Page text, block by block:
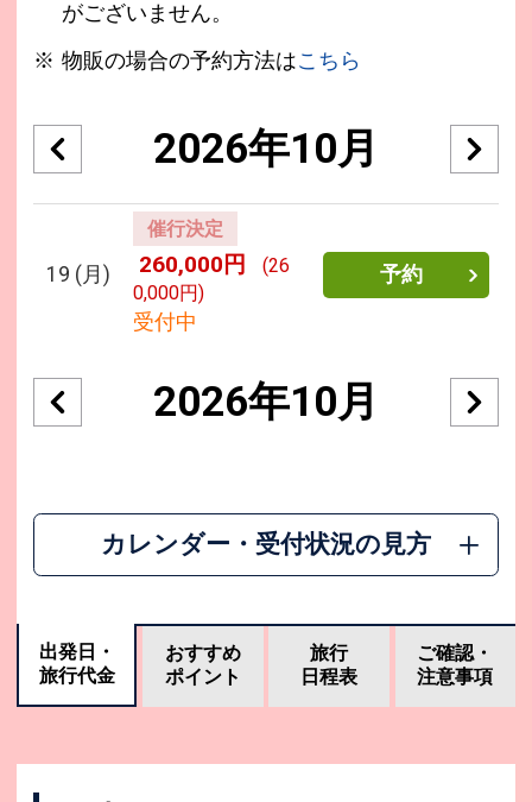
がございません。
物販の場合の予約方法はこちら
2026年10月
19 (月)
催行決定
260,000円
(26
0,000円)
受付中
予約
2026年10月
カレンダー・受付状況の見方
出発日・
旅行代金
おすすめ
ポイント
旅行
日程表
ご確認・
注意事項